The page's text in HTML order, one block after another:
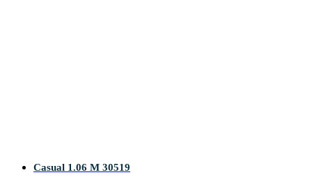
Casual 1.06 M 30519